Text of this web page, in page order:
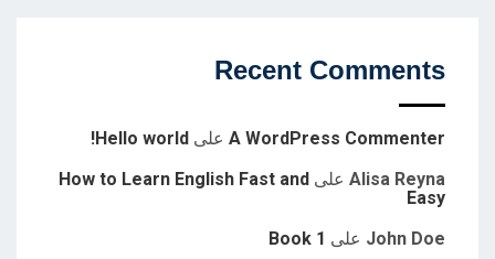
Recent Comments
A WordPress Commenter على Hello world!
Alisa Reyna على How to Learn English Fast and
Easy
John Doe على Book 1